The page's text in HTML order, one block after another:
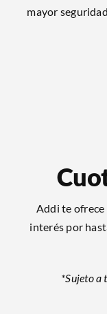
mayor
Addi te ofrece
interés por
*Sujeto a